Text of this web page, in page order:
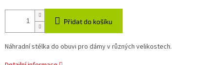
Přidat do košíku
Náhradní stélka do obuvi pro dámy v různých velikostech.